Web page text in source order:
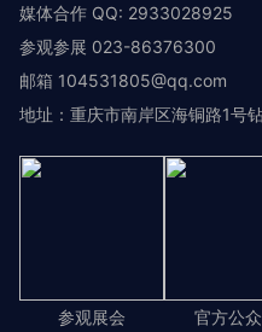
媒体合作 QQ: 2933028925
参观参展 023-86376300
邮箱 104531805@qq.com
地址：重庆市南岸区海铜路1号
参观展会 官方公